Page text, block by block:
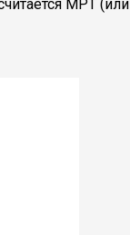
МРТ (или